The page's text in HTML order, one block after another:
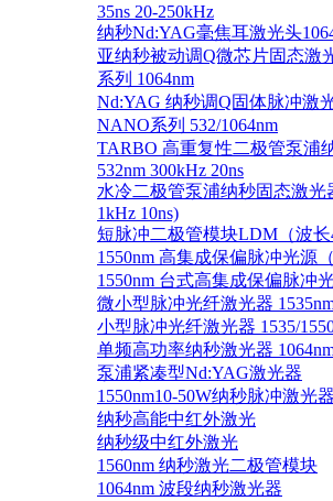
35ns 20-250kHz
纳秒Nd:YAG毫焦耳激光头
亚纳秒被动调Q微芯片固态激
系列 1064nm
Nd:YAG 纳秒调Q固体脉冲激
NANO系列 532/1064nm
TARBO 高重复性二极管泵浦
532nm 300kHz 20ns
水冷二极管泵浦纳秒固态激光
1kHz 10ns)
短脉冲二极管模块LDM（波长
1550nm 高集成保偏脉冲光源
1550nm 台式高集成保偏脉冲光
微小型脉冲光纤激光器
小型脉冲光纤激光器 1535/
单频高功率纳秒激光器
泵浦紧凑型Nd:YAG激光器
1550nm10-50W纳秒脉冲激光器
纳秒高能中红外激光
纳秒级中红外激光
1560nm 纳秒激光二极管模块
1064nm 波段纳秒激光器